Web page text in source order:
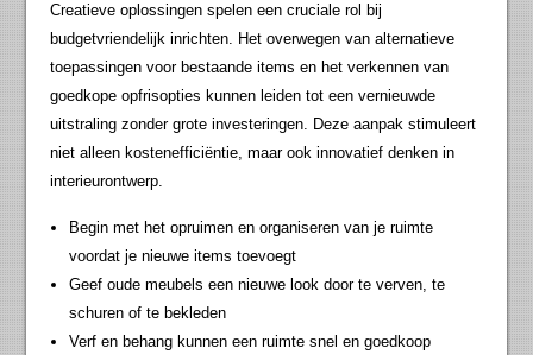
Creatieve oplossingen spelen een cruciale rol bij
budgetvriendelijk inrichten. Het overwegen van alternatieve
toepassingen voor bestaande items en het verkennen van
goedkope opfrisopties kunnen leiden tot een vernieuwde
uitstraling zonder grote investeringen. Deze aanpak stimuleert
niet alleen kostenefficiëntie, maar ook innovatief denken in
interieurontwerp.
Begin met het opruimen en organiseren van je ruimte
voordat je nieuwe items toevoegt
Geef oude meubels een nieuwe look door te verven, te
schuren of te bekleden
Verf en behang kunnen een ruimte snel en goedkoop